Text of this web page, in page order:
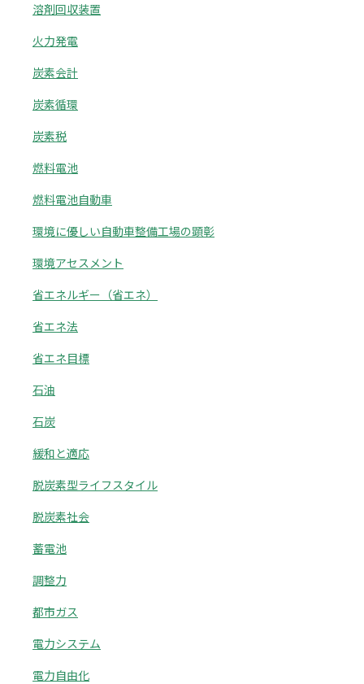
溶剤回収装置
火力発電
炭素会計
炭素循環
炭素税
燃料電池
燃料電池自動車
環境に優しい自動車整備工場の顕彰
環境アセスメント
省エネルギー（省エネ）
省エネ法
省エネ目標
石油
石炭
緩和と適応
脱炭素型ライフスタイル
脱炭素社会
蓄電池
調整力
都市ガス
電力システム
電力自由化